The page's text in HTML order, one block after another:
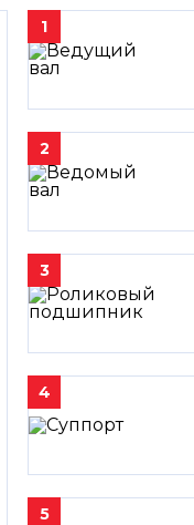
1
2
3
4
5